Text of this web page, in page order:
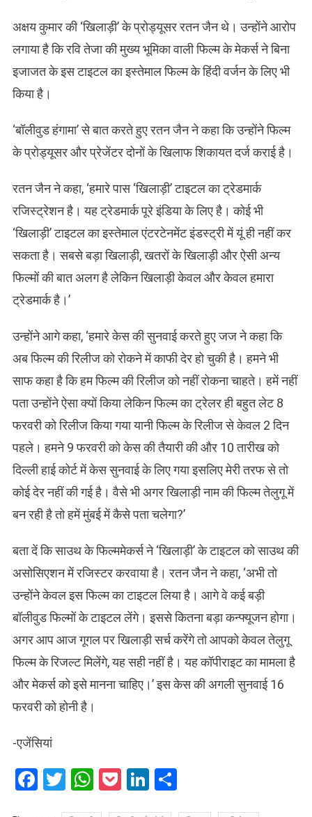
अक्षय कुमार की ‘खिलाड़ी’ के प्रोड्यूसर रतन जैन थे। उन्होंने आरोप
लगाया है कि रवि तेजा की मुख्य भूमिका वाली फिल्म के मेकर्स ने बिना
इजाजत के इस टाइटल का इस्तेमाल फिल्म के हिंदी वर्जन के लिए भी
किया है।
‘बॉलीवुड हंगामा’ से बात करते हुए रतन जैन ने कहा कि उन्होंने फिल्म
के प्रोड्यूसर और प्रेजेंटर दोनों के खिलाफ शिकायत दर्ज कराई है।
रतन जैन ने कहा, ‘हमारे पास ‘खिलाड़ी’ टाइटल का ट्रेडमार्क
रजिस्ट्रेशन है। यह ट्रेडमार्क पूरे इंडिया के लिए है। कोई भी
‘खिलाड़ी’ टाइटल का इस्तेमाल एंटरटेनमेंट इंडस्ट्री में यूं ही नहीं कर
सकता है। सबसे बड़ा खिलाड़ी, खतरों के खिलाड़ी और ऐसी अन्य
फिल्मों की बात अलग है लेकिन खिलाड़ी केवल और केवल हमारा
ट्रेडमार्क है।’
उन्होंने आगे कहा, ‘हमारे केस की सुनवाई करते हुए जज ने कहा कि
अब फिल्म की रिलीज को रोकने में काफी देर हो चुकी है। हमने भी
साफ कहा है कि हम फिल्म की रिलीज को नहीं रोकना चाहते। हमें नहीं
पता उन्होंने ऐसा क्यों किया लेकिन फिल्म का ट्रेलर ही बहुत लेट 8
फरवरी को रिलीज किया गया यानी फिल्म के रिलीज से केवल 2 दिन
पहले। हमने 9 फरवरी को केस की तैयारी की और 10 तारीख को
दिल्ली हाई कोर्ट में केस सुनवाई के लिए गया इसलिए मेरी तरफ से तो
कोई देर नहीं की गई है। वैसे भी अगर खिलाड़ी नाम की फिल्म तेलुगू में
बन रही है तो हमें मुंबई में कैसे पता चलेगा?’
बता दें कि साउथ के फिल्ममेकर्स ने ‘खिलाड़ी’ के टाइटल को साउथ की
असोसिएशन में रजिस्टर करवाया है। रतन जैन ने कहा, ‘अभी तो
उन्होंने केवल इस फिल्म का टाइटल लिया है। आगे वे कई बड़ी
बॉलीवुड फिल्मों के टाइटल लेंगे। इससे कितना बड़ा कन्फ्यूजन होगा।
अगर आप आज गूगल पर खिलाड़ी सर्च करेंगे तो आपको केवल तेलुगू
फिल्म के रिजल्ट मिलेंगे, यह सही नहीं है। यह कॉपीराइट का मामला है
और मेकर्स को इसे मानना चाहिए।’ इस केस की अगली सुनवाई 16
फरवरी को होनी है।
-एजेंसियां
Facebook
Twitter
WhatsApp
PocketLinkedIn
Share